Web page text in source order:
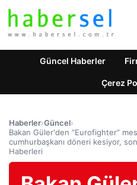
Güncel Haberler
Çerez
Haberler›Güncel›
Bakan Güler'den “Eurofighter”
cumhurbaşkanı döneri kesiyor,
Haberleri